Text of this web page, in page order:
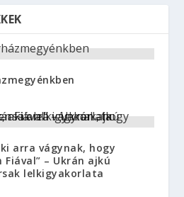
arra vágynak, hogy
– Ukrán ajkú
lelkigyakorlata